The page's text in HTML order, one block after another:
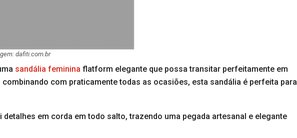
dafiti.com.br
sandália feminina flatform elegante que possa transitar perfeitamente em
com praticamente todas as ocasiões, esta sandália é perfeita para
detalhes em corda em todo salto, trazendo uma pegada artesanal e elegante